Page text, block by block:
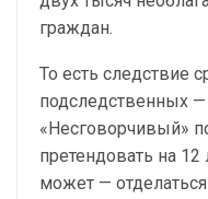
граждан.
То есть следствие
подследственных
«Несговорчивый»
претендовать на
может —